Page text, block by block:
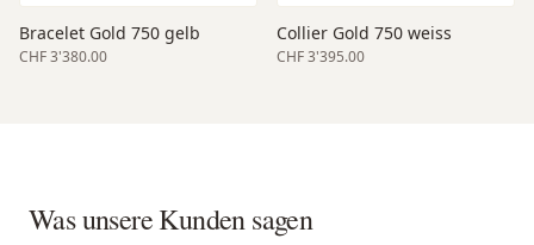
Bracelet Gold 750 gelb
CHF 3'380.00
Collier Gold 750 weiss
CHF 3'395.00
Was unsere Kunden sagen